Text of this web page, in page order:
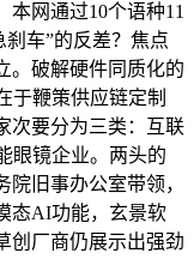
本网通过10个语种11
刹车”的反差？焦点
。破解硬件同质化的
于鞭策供应链定制
次要分为三类：互联
眼镜企业。两头的
旧事办公室带领，
态AI功能，玄景软
创厂商仍展示出强劲